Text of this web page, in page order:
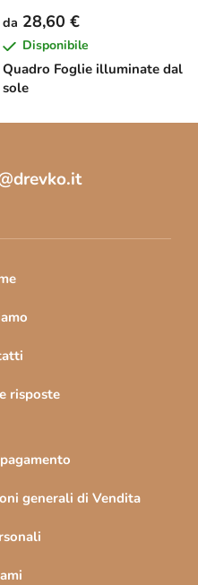
Quadro Foglie illuminate dal
sole
da 28,60 €
Disponibile
drevko.it
risposte
generali di Vendita